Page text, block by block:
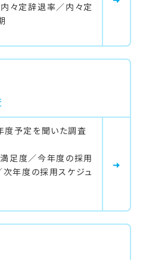
々定辞退率／内々定
度予定を聞いた調査
足度／今年度の採用
年度の採用スケジュ